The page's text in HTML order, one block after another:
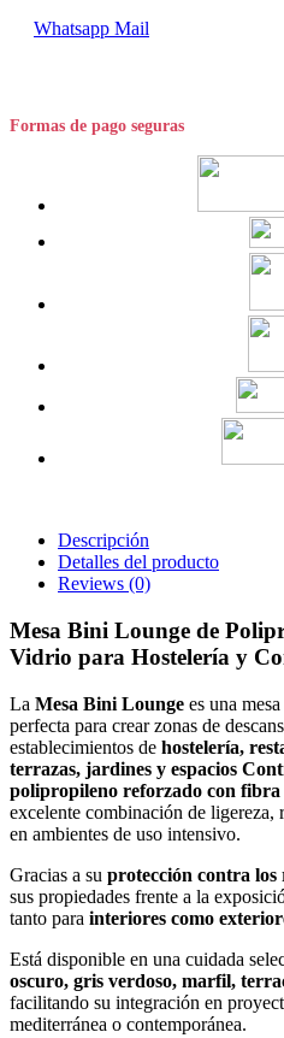
Whatsapp Mail
Formas de pago seguras
Descripción
Detalles del producto
Reviews (0)
Mesa Bini Lounge de
Vidrio para Hostelería y
La Mesa Bini Lounge es una
perfecta para crear zonas de
establecimientos de hostelería,
terrazas, jardines y espacios
polipropileno reforzado con
excelente combinación de
en ambientes de uso intensivo.
Gracias a su protección contra los
sus propiedades frente a la
tanto para interiores como
Está disponible en una cuidada
oscuro, gris verdoso, marfil,
facilitando su integración en
mediterránea o contemporánea.